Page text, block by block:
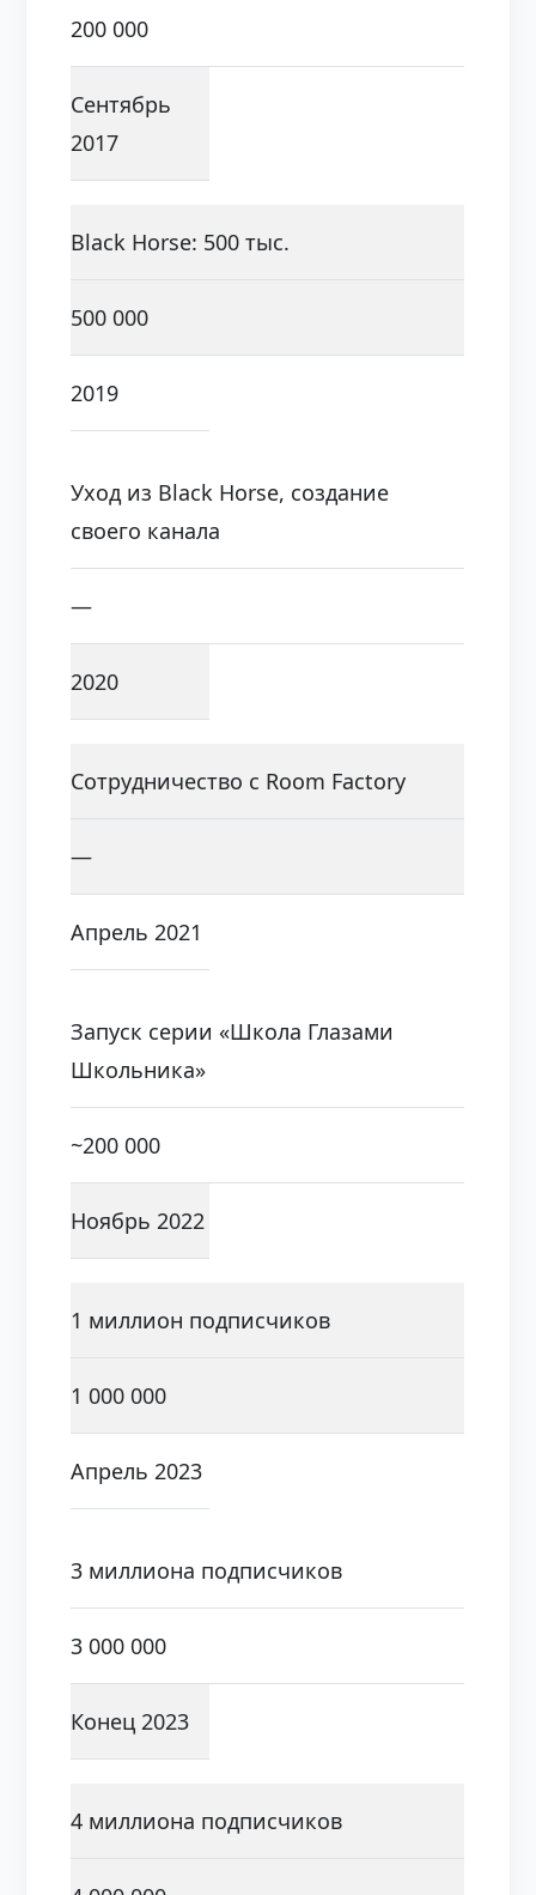
200 000
Сентябрь
2017
Black Horse: 500 тыс.
500 000
2019
Уход из Black Horse, создание
своего канала
—
2020
Сотрудничество с Room Factory
—
Апрель 2021
Запуск серии «Школа Глазами
Школьника»
~200 000
Ноябрь 2022
1 миллион подписчиков
1 000 000
Апрель 2023
3 миллиона подписчиков
3 000 000
Конец 2023
4 миллиона подписчиков